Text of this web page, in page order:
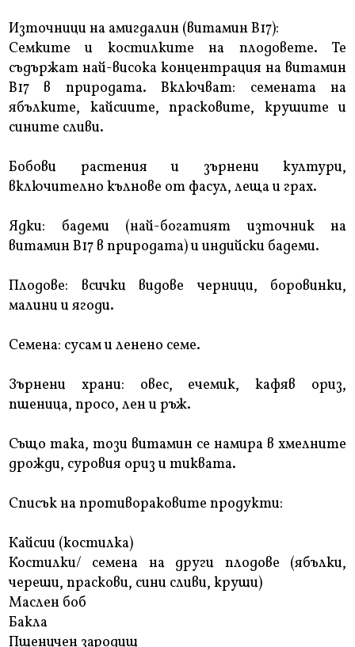
Източници на амигдалин (витамин В17):
Семките и костилките на плодовете. Те
съдържат най-висока концентрация на витамин
В17 в природата. Включват: семената на
ябълките, кайсиите, прасковите, крушите и
сините сливи.
Бобови растения и зърнени култури,
включително кълнове от фасул, леща и грах.
Ядки: бадеми (най-богатият източник на
витамин В17 в природата) и индийски бадеми.
Плодове: всички видове черници, боровинки,
малини и ягоди.
Семена: сусам и ленено семе.
Зърнени храни: овес, ечемик, кафяв ориз,
пшеница, просо, лен и ръж.
Също така, този витамин се намира в хмелните
дрожди, суровия ориз и тиквата.
Списък на противораковите продукти:
Кайсии (костилка)
Костилки/ семена на други плодове (ябълки,
череши, праскови, сини сливи, круши)
Маслен боб
Бакла
Пшеничен зародиш